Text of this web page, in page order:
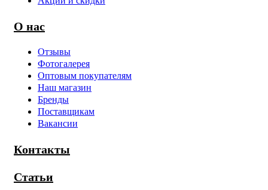
О нас
Отзывы
Фотогалерея
Оптовым покупателям
Наш магазин
Бренды
Поставщикам
Вакансии
Контакты
Статьи